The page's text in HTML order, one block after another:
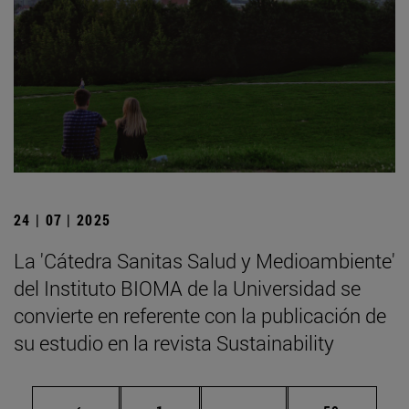
24 | 07 | 2025
La 'Cátedra Sanitas Salud y Medioambiente'
del Instituto BIOMA de la Universidad se
convierte en referente con la publicación de
su estudio en la revista Sustainability